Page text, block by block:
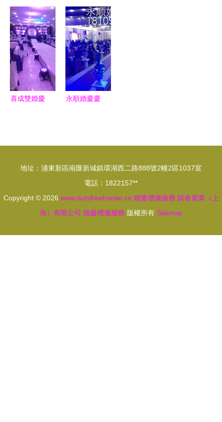
個重要時刻
都閃耀童話
光芒
站式婚禮跟
拍、用品租
賃與禮儀服
務全解析
喜成雙婚慶
永順婚慶慶
發展
地址：浦東新區南匯新城鎮環湖西二路888號2幢2區1037室
電話：1822157**
Copyright © 2026 www.dutyfreehunter.cn 婚慶禮儀服務 賦春實業（上
海）有限公司 婚慶禮儀服務 版權所有 Sitemap